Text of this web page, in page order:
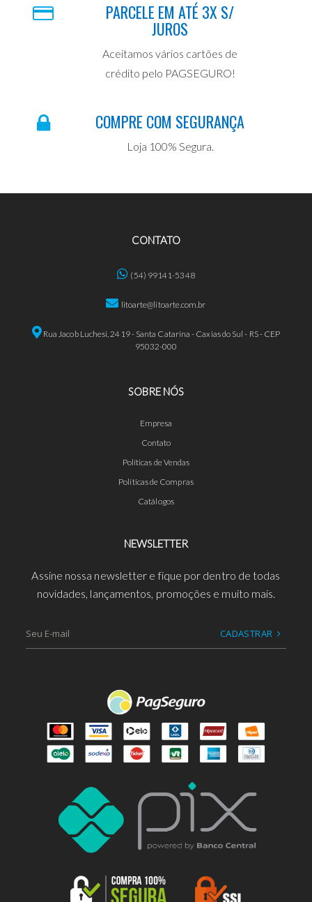
PARCELE EM ATÉ 3X S/
JUROS
Aceitamos vários cartões de
crédito pelo PAGSEGURO!
COMPRE COM SEGURANÇA
Loja 100% Segura.
CONTATO
(54) 99141-5348
litoarte@litoarte.com.br
Rua Jacob Luchesi, 2419 - Santa Catarina - Caxias do Sul - RS - CEP
95032-000
SOBRE NÓS
Empresa
Contato
Políticas de Vendas
Políticas de Compras
Catálogos
NEWSLETTER
Assine nossa newsletter e fique por dentro de todas
novidades, lançamentos, promoções e muito mais.
CADASTRAR